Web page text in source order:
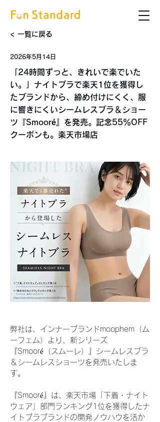
< 一覧に戻る
2026年5月14日
「24時間ずっと、きれいで楽でいた
い。」ナイトブラで楽天1位を獲得し
たブランドから、締め付けにくく、服
に響きにくいシームレスブラ＆ショー
ツ『Smooré』を発売。記念55％OFF
クーポンも。楽天市場店
弊社は、インナーブランドmoophem（ム
ーフェム）より、新シリーズ
『Smooré（スムーレ）』シームレスブラ
＆シームレスショーツを発売いたしま
す。
『Smooré』は、楽天市場「下着・ナイト
ウェア」部門ランキング1位を獲得したナ
イトブラブランドの開発ノウハウを活か